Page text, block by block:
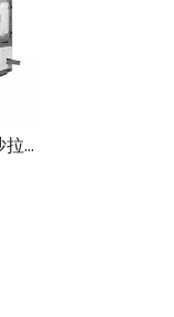
XZT-150BW全伺服纸沙拉碗机